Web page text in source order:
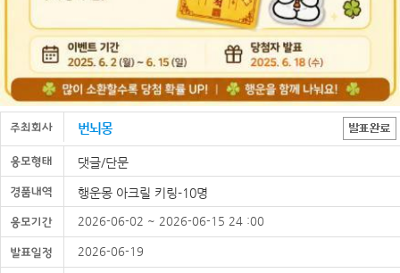
번뇌몽
댓글/단문
행운몽 아크릴 키링-10명
2026-06-02 ~ 2026-06-15 24 :00
2026-06-19